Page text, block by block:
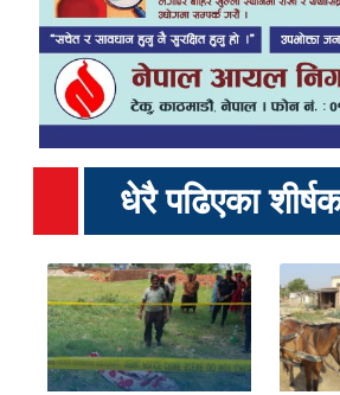
धेरै पढिएका